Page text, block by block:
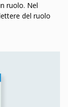
ruolo. Nel
del ruolo